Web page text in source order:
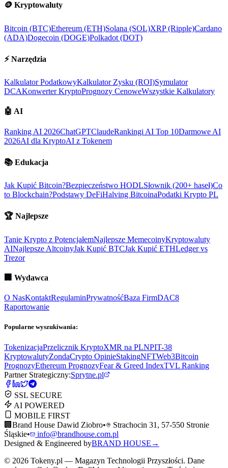
🪙 Kryptowaluty
Bitcoin (BTC)Ethereum (ETH)Solana (SOL)XRP (Ripple)Cardano
(ADA)Dogecoin (DOGE)Polkadot (DOT)
⚡ Narzędzia
Kalkulator PodatkowyKalkulator Zysku (ROI)Symulator
DCAKonwerter KryptoPrognozy CenoweWszystkie Kalkulatory
🤖 AI
Ranking AI 2026ChatGPTClaudeRankingi AI Top 10Darmowe AI
2026AI dla KryptoAI z Tokenem
📚 Edukacja
Jak Kupić Bitcoin?Bezpieczeństwo HODLSłownik (200+ haseł)Co
to Blockchain?Podstawy DeFiHalving BitcoinaPodatki Krypto PL
🏆 Najlepsze
Tanie Krypto z PotencjałemNajlepsze MemecoinyKryptowaluty
AINajlepsze AltcoinyJak Kupić BTCJak Kupić ETHLedger vs
Trezor
🏢 Wydawca
O NasKontaktRegulaminPrywatnośćBaza FirmDAC8
Raportowanie
Popularne wyszukiwania:
TokenizacjaPrzelicznik KryptoXMR na PLNPIT-38
KryptowalutyZondaCrypto OpinieStakingNFTWeb3Bitcoin
PrognozyEthereum PrognozyFear & Greed IndexTVL Ranking
Partner Strategiczny:Sprytne.pl
SSL SECURE
AI POWERED
MOBILE FIRST
🏢 Brand House Dawid Ziobro•
Strachocin 31, 57-550 Stronie
Śląskie•
info@brandhouse.com.pl
Designed & Engineered byBRAND HOUSE →
© 2026 Tokeny.pl — Magazyn Technologii Przyszłości. Dane